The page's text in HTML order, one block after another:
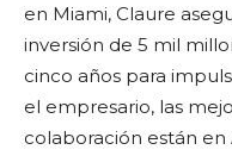
en Miami, Claure
inversión de 5 mil
cinco años para
el empresario, las
colaboración están en